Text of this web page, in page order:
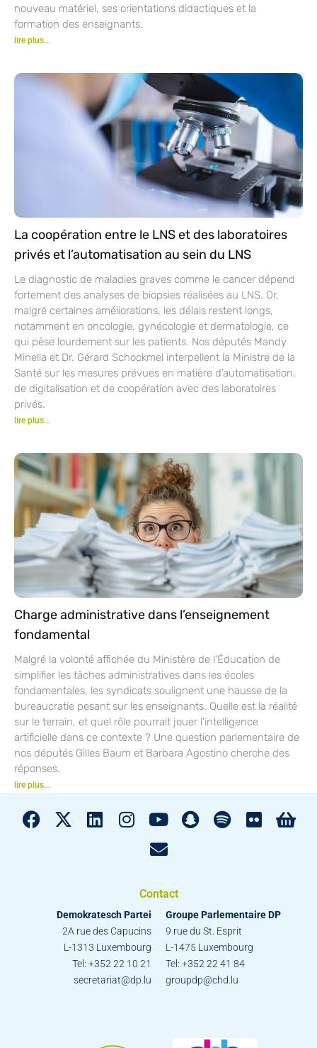
nouveau matériel, ses orientations didactiques et la
formation des enseignants.
lire plus...
La coopération entre le LNS et des laboratoires
privés et l’automatisation au sein du LNS
Le diagnostic de maladies graves comme le cancer dépend
fortement des analyses de biopsies réalisées au LNS. Or,
malgré certaines améliorations, les délais restent longs,
notamment en oncologie, gynécologie et dermatologie, ce
qui pèse lourdement sur les patients. Nos députés Mandy
Minella et Dr. Gérard Schockmel interpellent la Ministre de la
Santé sur les mesures prévues en matière d’automatisation,
de digitalisation et de coopération avec des laboratoires
privés.
lire plus...
Charge administrative dans l’enseignement
fondamental
Malgré la volonté affichée du Ministère de l’Éducation de
simplifier les tâches administratives dans les écoles
fondamentales, les syndicats soulignent une hausse de la
bureaucratie pesant sur les enseignants. Quelle est la réalité
sur le terrain, et quel rôle pourrait jouer l’intelligence
artificielle dans ce contexte ? Une question parlementaire de
nos députés Gilles Baum et Barbara Agostino cherche des
réponses.
lire plus...
Contact
Demokratesch Partei
2A rue des Capucins
L-1313 Luxembourg
Tel: +352 22 10 21
secretariat@dp.lu
Groupe Parlementaire DP
9 rue du St. Esprit
L-1475 Luxembourg
Tel: +352 22 41 84
groupdp@chd.lu